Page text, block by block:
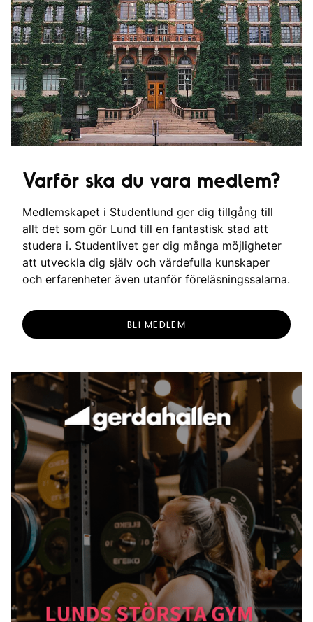
Varför ska du vara medlem?
Medlemskapet i Studentlund ger dig tillgång till
allt det som gör Lund till en fantastisk stad att
studera i. Studentlivet ger dig många möjligheter
att utveckla dig själv och värdefulla kunskaper
och erfarenheter även utanför föreläsningssalarna.
BLI MEDLEM